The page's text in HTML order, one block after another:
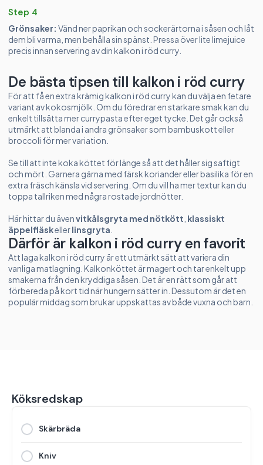
Därför är kalkon i röd curry en favorit
Att laga kalkon i röd curry är ett utmärkt sätt att variera din
vanliga matlagning. Kalkonköttet är magert och tar enkelt upp
smakerna från den kryddiga såsen. Det är en rätt som går att
förbereda på kort tid när hungern sätter in. Dessutom är det en
populär middag som brukar uppskattas av både vuxna och barn.
Step 4
Grönsaker: Vänd ner paprikan och sockerärtorna i såsen och låt
dem bli varma, men behålla sin spänst. Pressa över lite limejuice
precis innan servering av din kalkon i röd curry.
De bästa tipsen till kalkon i röd curry
För att få en extra krämig kalkon i röd curry kan du välja en fetare
variant av kokosmjölk. Om du föredrar en starkare smak kan du
enkelt tillsätta mer currypasta efter eget tycke. Det går också
utmärkt att blanda i andra grönsaker som bambuskott eller
broccoli för mer variation.
Se till att inte koka köttet för länge så att det håller sig saftigt
och mört. Garnera gärna med färsk koriander eller basilika för en
extra fräsch känsla vid servering. Om du vill ha mer textur kan du
toppa tallriken med några rostade jordnötter.
Här hittar du ävenvitkålsgryta med nötkött klassiskt
äppelfläskellerlinsgryta
Köksredskap
Skärbräda
Kniv